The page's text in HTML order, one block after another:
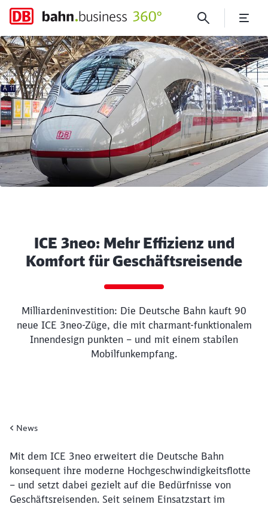
ICE 3neo: Mehr Effizienz
Klicken, um den folgenden Slider zu überspringen
ICE 3neo: Mehr Effizienz und
Komfort für Geschäftsreisende
Milliardeninvestition: Die Deutsche Bahn kauft 90
neue ICE 3neo-Züge, die mit charmant-funktionalem
Innendesign punkten – und mit einem stabilen
Mobilfunkempfang.
Ende des Sliders
News
23. Juli 2024, 12:00 Uhr
Artikel:
ICE 3neo: Mehr Effizienz und
Milliardeninvestition: Die Deutsche Bahn
Mit dem ICE 3neo erweitert die Deutsche Bahn
konsequent ihre moderne Hochgeschwindigkeitsflotte
– und setzt dabei gezielt auf die Bedürfnisse von
Geschäftsreisenden. Seit seinem Einsatzstart im